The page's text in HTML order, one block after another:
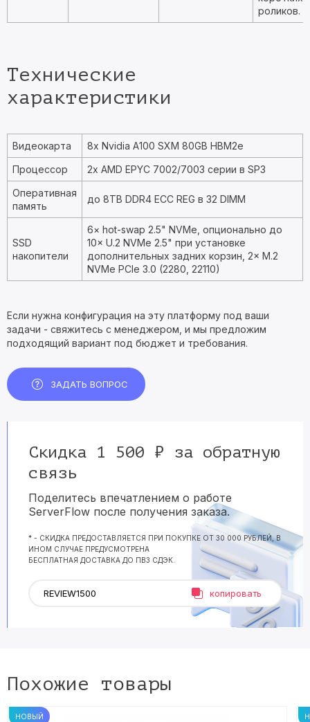
роликов.
Технические
характеристики
Видеокарта
8x Nvidia A100 SXM 80GB HBM2e
Процессор
2x AMD EPYC 7002/7003 серии в SP3
Оперативная
память
до 8TB DDR4 ECC REG в 32 DIMM
SSD
накопители
6× hot-swap 2.5" NVMe, опционально до
10× U.2 NVMe 2.5" при установке
дополнительных задних корзин, 2× M.2
NVMe PCIe 3.0 (2280, 22110)
Если нужна конфигурация на эту платформу под ваши
задачи - свяжитесь с менеджером, и мы предложим
подходящий вариант под бюджет и требования.
ЗАДАТЬ ВОПРОС
Скидка 1 500 ₽ за обратную
связь
Поделитесь впечатлением о работе
ServerFlow после получения заказа.
* - СКИДКА ПРЕДОСТАВЛЯЕТСЯ ПРИ ПОКУПКЕ ОТ 30 000 РУБЛЕЙ, В
ИНОМ СЛУЧАЕ ПРЕДУСМОТРЕНА
БЕСПЛАТНАЯ ДОСТАВКА ДО ПВЗ СДЭК.
копировать
Похожие товары
НОВЫЙ